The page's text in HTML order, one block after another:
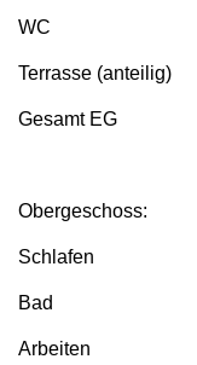
WC
Terrasse
Gesamt
Obergeschoss:
Bad